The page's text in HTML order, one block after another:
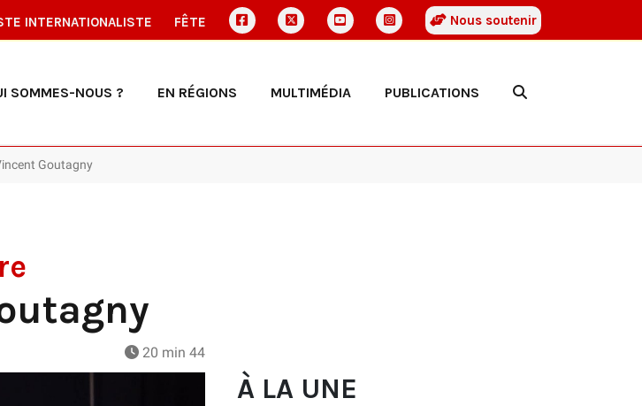
INTERNATIONALISTE FÊTE Nous soutenir
SOMMES-NOUS ? EN RÉGIONS MULTIMÉDIA PUBLICATIONS
Goutagny
20 min 44
À LA UNE